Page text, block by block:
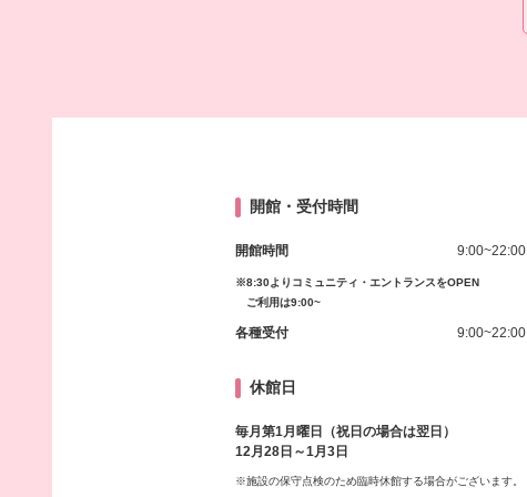
開館・受付時間
開館時間 9:00~22:00
※8:30よりコミュニティ・エントランスをOPEN
ご利用は9:00~
各種受付 9:00~22:00
休館日
毎月第1月曜日（祝日の場合は翌日）
12月28日～1月3日
※施設の保守点検のため臨時休館する場合がございます。